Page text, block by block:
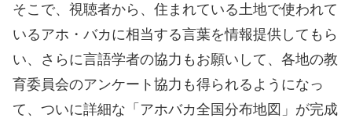
そこで、視聴者から、住まれている土地で使われて
いるアホ・バカに相当する言葉を情報提供してもら
い、さらに言語学者の協力もお願いして、各地の教
育委員会のアンケート協力も得られるようになっ
て、ついに詳細な「アホバカ全国分布地図」が完成